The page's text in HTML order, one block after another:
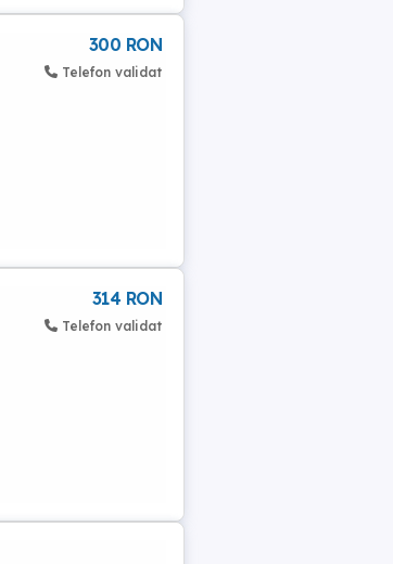
300 RON
Telefon validat
314 RON
Telefon validat